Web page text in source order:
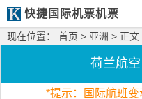
快捷国际机票机票
现在位置： 首页 > 亚洲 > 正文
荷兰航空
*提示：国际航班变